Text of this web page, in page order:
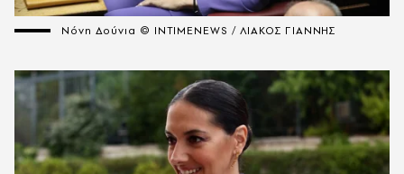
Νόνη Δούνια © INTIMENEWS / ΛΙΑΚΟΣ ΓΙΑΝΝΗΣ